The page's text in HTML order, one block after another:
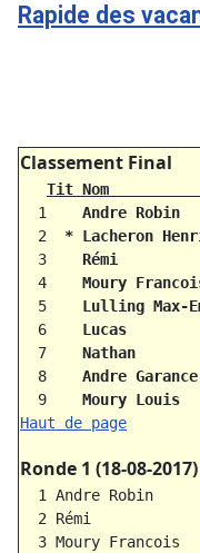
Rapide des
Classement Final
Tit Nom
  1
Andre
  2
  *
  3
  4
Moury
  5
Lulling
  6
  7
  8
Andre
  9
Moury
Haut de page
Ronde 1 (18-08-2017)
1 Andre Robin
2 Rémi
3 Moury Francois